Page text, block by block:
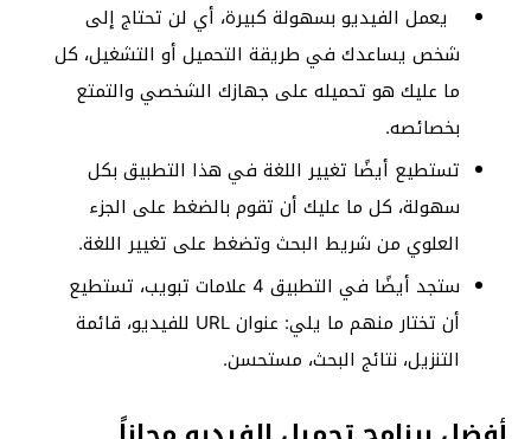
يعمل الفيديو بسهولة كبيرة، أي لن تحتاج إلى
شخص يساعدك في طريقة التحميل أو التشغيل، كل
ما عليك هو تحميله على جهازك الشخصي والتمتع
بخصائصه.
تستطيع أيضًا تغيير اللغة في هذا التطبيق بكل
سهولة، كل ما عليك أن تقوم بالضغط على الجزء
العلوي من شريط البحث وتضغط على تغيير اللغة.
ستجد أيضًا في التطبيق 4 علامات تبويب، تستطيع
أن تختار منهم ما يلي: عنوان URL للفيديو، قائمة
التنزيل، نتائج البحث، مستحسن.